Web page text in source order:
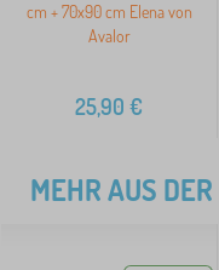
cm + 70x90 cm Elena von
Avalor
25,90 €
MEHR AUS